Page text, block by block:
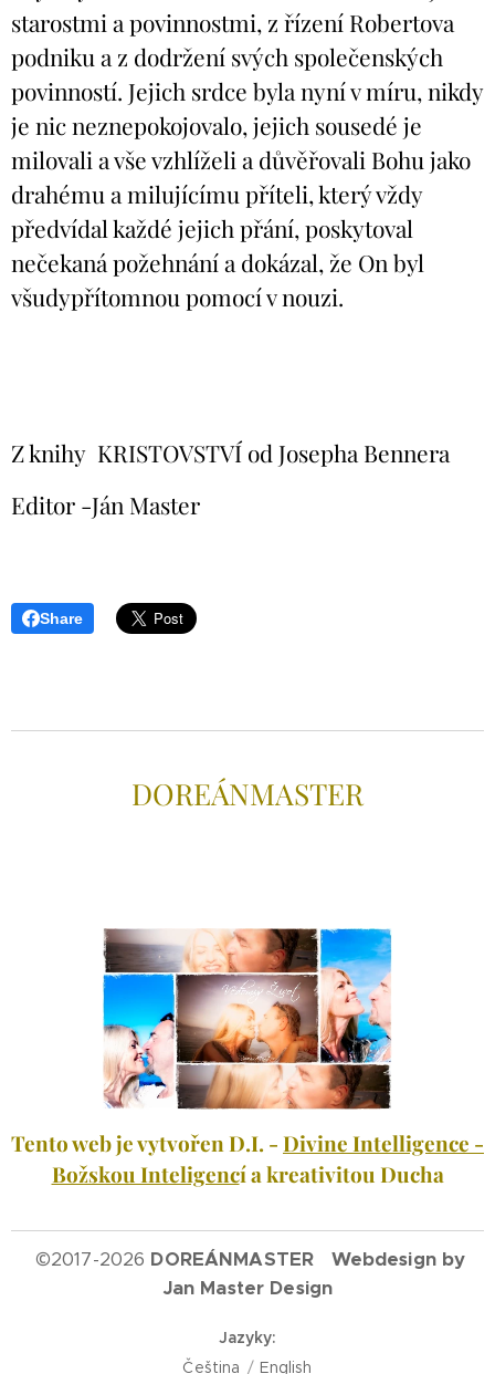
starostmi a povinnostmi, z řízení Robertova
podniku a z dodržení svých společenských
povinností. Jejich srdce byla nyní v míru, nikdy
je nic neznepokojovalo, jejich sousedé je
milovali a vše vzhlíželi a důvěřovali Bohu jako
drahému a milujícímu příteli, který vždy
předvídal každé jejich přání, poskytoval
nečekaná požehnání a dokázal, že On byl
všudypřítomnou pomocí v nouzi.
Z knihy KRISTOVSTVÍ od Josepha Bennera
Editor -Ján Master
Share
DOREÁNMASTER
Tento web je vytvořen D.I. -Divine Intelligence -
Božskou Inteligencí a kreativitou Ducha
©2017-2026 DOREÁNMASTER Webdesign by
Jan Master Design
Jazyky
Čeština
English